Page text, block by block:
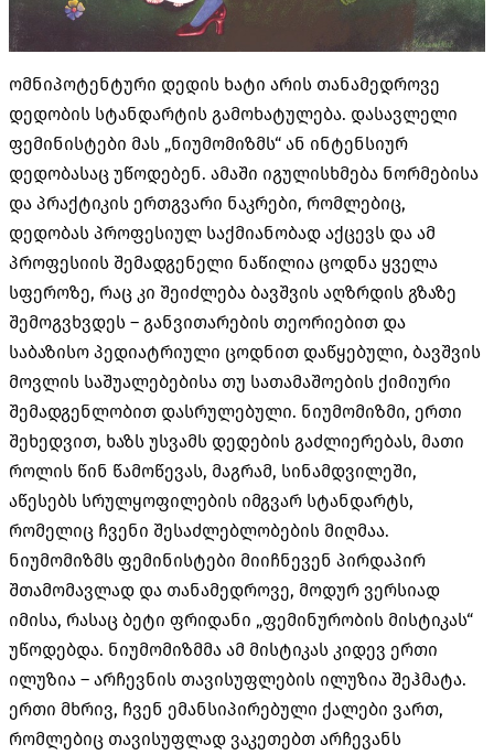
ომნიპოტენტური დედის ხატი არის თანამედროვე
დედობის სტანდარტის გამოხატულება. დასავლელი
ფემინისტები მას „ნიუმომიზმს“ ან ინტენსიურ
დედობასაც უწოდებენ. ამაში იგულისხმება ნორმებისა
და პრაქტიკის ერთგვარი ნაკრები, რომლებიც,
დედობას პროფესიულ საქმიანობად აქცევს და ამ
პროფესიის შემადგენელი ნაწილია ცოდნა ყველა
სფეროზე, რაც კი შეიძლება ბავშვის აღზრდის გზაზე
შემოგვხვდეს – განვითარების თეორიებით და
საბაზისო პედიატრიული ცოდნით დაწყებული, ბავშვის
მოვლის საშუალებებისა თუ სათამაშოების ქიმიური
შემადგენლობით დასრულებული. ნიუმომიზმი, ერთი
შეხედვით, ხაზს უსვამს დედების გაძლიერებას, მათი
როლის წინ წამოწევას, მაგრამ, სინამდვილეში,
აწესებს სრულყოფილების იმგვარ სტანდარტს,
რომელიც ჩვენი შესაძლებლობების მიღმაა.
ნიუმომიზმს ფემინისტები მიიჩნევენ პირდაპირ
შთამომავლად და თანამედროვე, მოდურ ვერსიად
იმისა, რასაც ბეტი ფრიდანი „ფემინურობის მისტიკას“
უწოდებდა. ნიუმომიზმმა ამ მისტიკას კიდევ ერთი
ილუზია – არჩევნის თავისუფლების ილუზია შეჰმატა.
ერთი მხრივ, ჩვენ ემანსიპირებული ქალები ვართ,
რომლებიც თავისუფლად ვაკეთებთ არჩევანს